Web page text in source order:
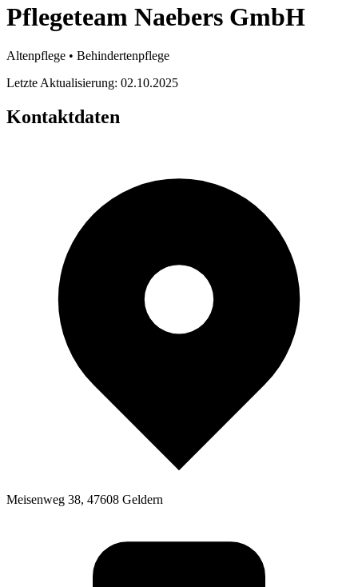
Pflegeteam Naebers GmbH
Altenpflege • Behindertenpflege
Letzte Aktualisierung: 02.10.2025
Kontaktdaten
Meisenweg 38, 47608 Geldern